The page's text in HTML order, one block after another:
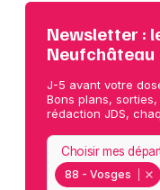
Newsletter :
Neufchâteau
J-5 avant votre
Bons plans,
rédaction JDS,
88 - Vosges
Choisir mes